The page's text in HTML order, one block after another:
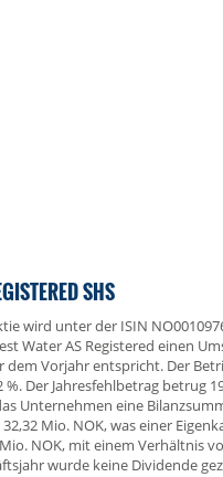
SHS
wird unter der ISIN
Water AS Registered einen
dem Vorjahr entspricht. Der
Der Jahresfehlbetrag betrug
Unternehmen eine
Mio. NOK, was einer
NOK, mit einem Verhältnis
wurde keine Dividende